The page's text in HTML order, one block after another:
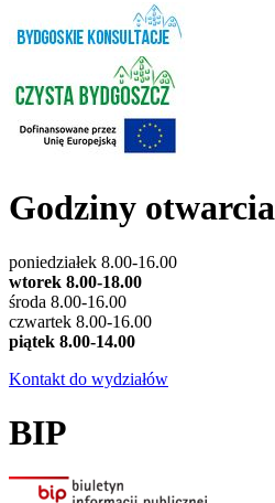
Godziny otwarcia
poniedziałek 8.00-16.00
wtorek 8.00-18.00
środa 8.00-16.00
czwartek 8.00-16.00
piątek 8.00-14.00
Kontakt do wydziałów
BIP